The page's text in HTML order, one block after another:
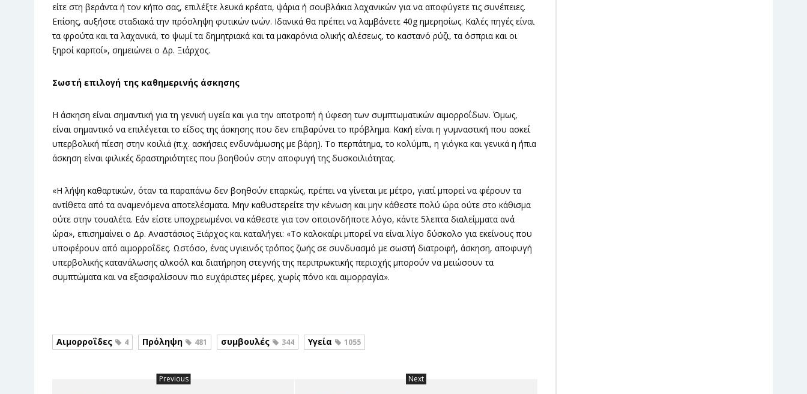
είτε στη βεράντα ή τον κήπο σας, επιλέξτε λευκά κρέατα, ψάρια ή σουβλάκια λαχανικών για να αποφύγετε τις συνέπειες.
Επίσης, αυξήστε σταδιακά την πρόσληψη φυτικών ινών. Ιδανικά θα πρέπει να λαμβάνετε 40g ημερησίως. Καλές πηγές είναι
τα φρούτα και τα λαχανικά, το ψωμί τα δημητριακά και τα μακαρόνια ολικής αλέσεως, το καστανό ρύζι, τα όσπρια και οι
ξηροί καρποί», σημειώνει ο Δρ. Ξιάρχος.
Σωστή επιλογή της καθημερινής άσκησης
Η άσκηση είναι σημαντική για τη γενική υγεία και για την αποτροπή ή ύφεση των συμπτωματικών αιμορροΐδων. Όμως,
είναι σημαντικό να επιλέγεται το είδος της άσκησης που δεν επιβαρύνει το πρόβλημα. Κακή είναι η γυμναστική που ασκεί
υπερβολική πίεση στην κοιλιά (π.χ. ασκήσεις ενδυνάμωσης με βάρη). Το περπάτημα, το κολύμπι, η γιόγκα και γενικά η ήπια
άσκηση είναι φιλικές δραστηριότητες που βοηθούν στην αποφυγή της δυσκοιλιότητας.
«Η λήψη καθαρτικών, όταν τα παραπάνω δεν βοηθούν επαρκώς, πρέπει να γίνεται με μέτρο, γιατί μπορεί να φέρουν τα
αντίθετα από τα αναμενόμενα αποτελέσματα. Μην καθυστερείτε την κένωση και μην κάθεστε πολύ ώρα ούτε στο κάθισμα
ούτε στην τουαλέτα. Εάν είστε υποχρεωμένοι να κάθεστε για τον οποιονδήποτε λόγο, κάντε 5λεπτα διαλείμματα ανά
ώρα», επισημαίνει ο Δρ. Αναστάσιος Ξιάρχος και καταλήγει: «Το καλοκαίρι μπορεί να είναι λίγο δύσκολο για εκείνους που
υποφέρουν από αιμορροΐδες. Ωστόσο, ένας υγιεινός τρόπος ζωής σε συνδυασμό με σωστή διατροφή, άσκηση, αποφυγή
υπερβολικής κατανάλωσης αλκοόλ και διατήρηση στεγνής της περιπρωκτικής περιοχής μπορούν να μειώσουν τα
συμπτώματα και να εξασφαλίσουν πιο ευχάριστες μέρες, χωρίς πόνο και αιμορραγία».
Αιμορροΐδες 4 Πρόληψη 481 συμβουλές 344 Υγεία 1055
Previous Next